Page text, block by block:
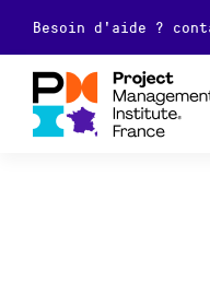
Besoin d'aide ?